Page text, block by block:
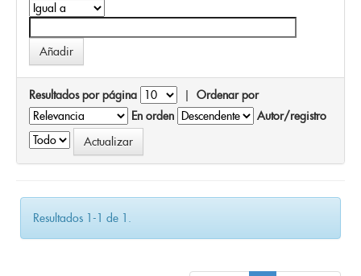
Resultados por página | Ordenar por
En orden
Autor/registro
Resultados 1-1 de 1.